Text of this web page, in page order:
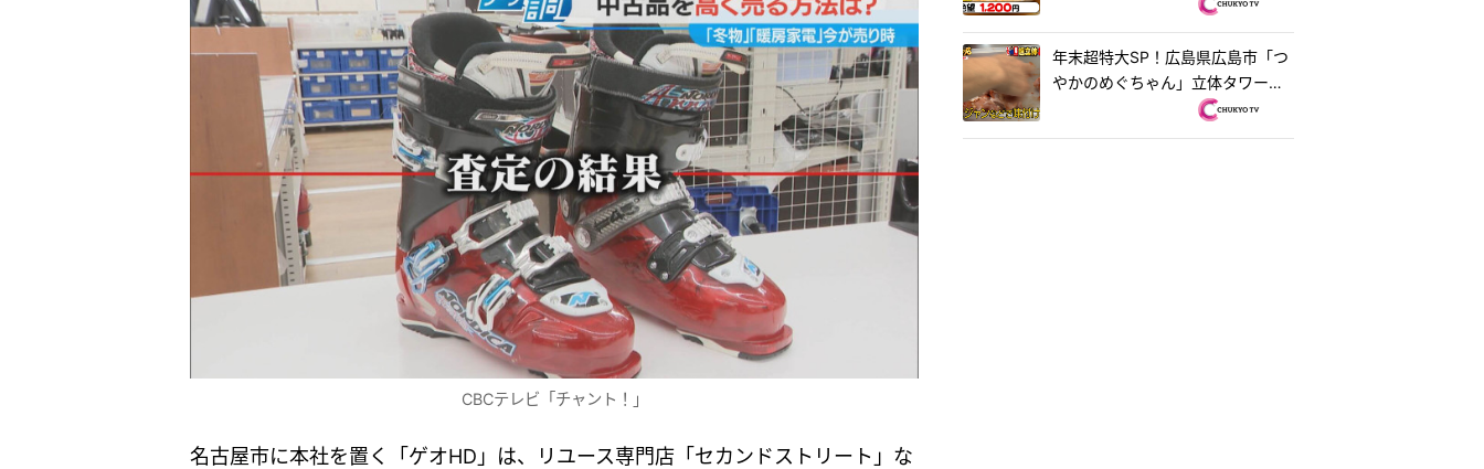
CBCテレビ「チャント！」
名古屋市に本社を置く「ゲオHD」は、リユース専門店「セカンドストリート」な
年末超特大SP！広島県広島市「つ
やかのめぐちゃん」立体タワーお
好み焼き＆茨城県水戸市「ラーメ